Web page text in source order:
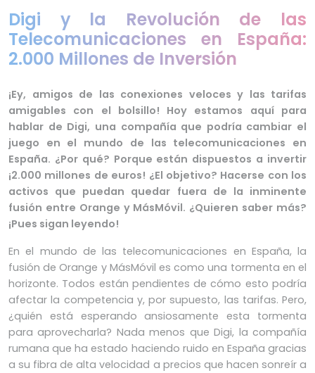
Digi y la Revolución de las
Telecomunicaciones en España:
2.000 Millones de Inversión
¡Ey, amigos de las conexiones veloces y las tarifas
amigables con el bolsillo! Hoy estamos aquí para
hablar de Digi, una compañía que podría cambiar el
juego en el mundo de las telecomunicaciones en
España. ¿Por qué? Porque están dispuestos a invertir
¡2.000 millones de euros! ¿El objetivo? Hacerse con los
activos que puedan quedar fuera de la inminente
fusión entre Orange y MásMóvil. ¿Quieren saber más?
¡Pues sigan leyendo!
En el mundo de las telecomunicaciones en España, la
fusión de Orange y MásMóvil es como una tormenta en el
horizonte. Todos están pendientes de cómo esto podría
afectar la competencia y, por supuesto, las tarifas. Pero,
¿quién está esperando ansiosamente esta tormenta
para aprovecharla? Nada menos que Digi, la compañía
rumana que ha estado haciendo ruido en España gracias
a su fibra de alta velocidad a precios que hacen sonreír a